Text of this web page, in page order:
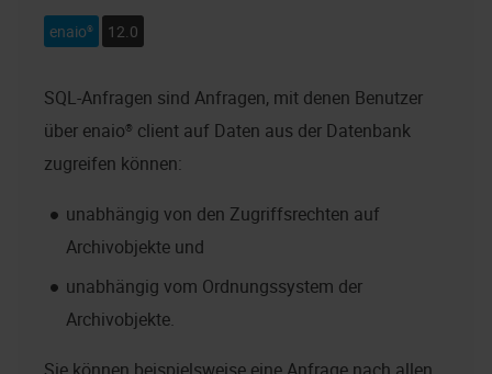
enaio® 12.0
SQL-Anfragen sind Anfragen, mit denen Benutzer
über enaio® client auf Daten aus der Datenbank
zugreifen können:
unabhängig von den Zugriffsrechten auf
Archivobjekte und
unabhängig vom Ordnungssystem der
Archivobjekte.